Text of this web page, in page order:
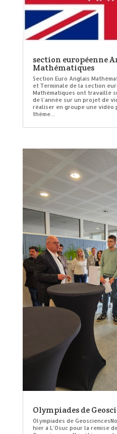
section européenne
Mathématiques
Section Euro Anglais
et Terminale de la section
Mathématiques ont travaillé
de l’année sur un projet de
réaliser en groupe une vidéo
thème...
Olympiades de
Olympiades de
hier à L'Osuc pour la remise
Création de site internet